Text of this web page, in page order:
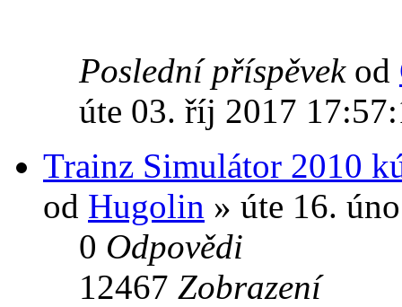
Poslední příspěvek od
úte 03. říj 2017
Trainz Simulátor 2010
od Hugolin » úte 16.
0 Odpovědi
12467 Zobrazení